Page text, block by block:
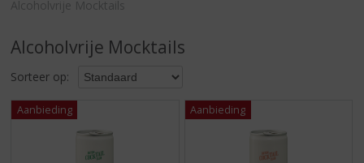
i
n
n
a
Alcoholvrije Mocktails
Alcoholvrije Mocktails
Sorteer op: